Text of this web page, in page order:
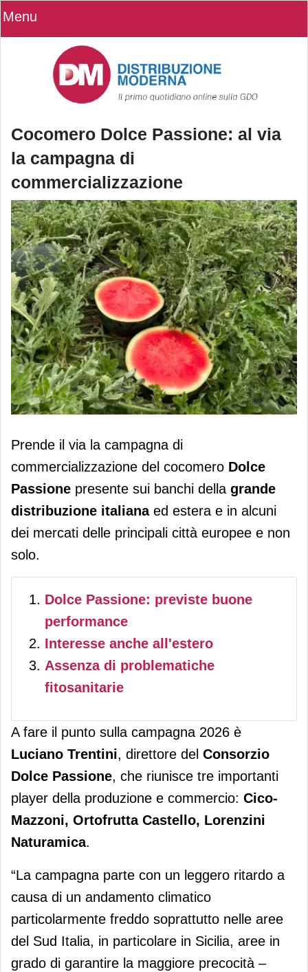
Menu
Cocomero Dolce Passione: al via
la campagna di
commercializzazione
Cocomero Dolce Passione: al via la
campagna di commercializzazione
Prende il via la campagna di
commercializzazione del cocomero Dolce
Passione presente sui banchi della grande
distribuzione italianaed estera e in alcuni
dei mercati delle principali città europee e non
solo.
Dolce Passione: previste buone
performance
Interesse anche all'estero
Assenza di problematiche
fitosanitarie
A fare il punto sulla campagna 2026 è
Luciano Trentini, direttore del Consorzio
Dolce Passione, che riunisce tre importanti
player della produzione e commercio: Cico-
Mazzoni, Ortofrutta Castello, Lorenzini
Naturamica.
“La campagna parte con un leggero ritardo a
causa di un andamento climatico
particolarmente freddo soprattutto nelle aree
del Sud Italia, in particolare in Sicilia, aree in
grado di garantire la maggiore precocità –